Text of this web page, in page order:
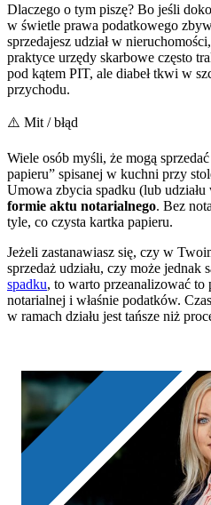
Dlaczego o tym piszę? Bo jeśli
w świetle prawa podatkowego
sprzedajesz udział w
praktyce urzędy skarbowe często
pod kątem PIT, ale diabeł tkwi w
przychodu.
⚠️ Mit / błąd
Wiele osób myśli, że mogą
papieru” spisanej w kuchni przy
Umowa zbycia spadku (lub
formie aktu notarialnego. Bez
tyle, co czysta kartka papieru.
Jeżeli zastanawiasz się, czy w
sprzedaż udziału, czy może jednak
spadku, to warto przeanalizować to
notarialnej i właśnie podatków.
w ramach działu jest tańsze niż